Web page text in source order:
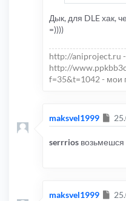
Дык, для DLE хак,
=))))
http://aniproject.ru -
http://
f=35&t=1042 - мои
maksvel1999
serrrios возьмешся
maksvel1999